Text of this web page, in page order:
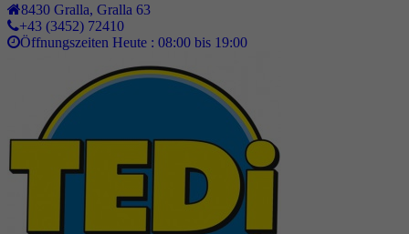
8430 Gralla Gralla 63
+43 (3452) 72410
Öffnungszeiten Heute : 08:00 bis 19:00